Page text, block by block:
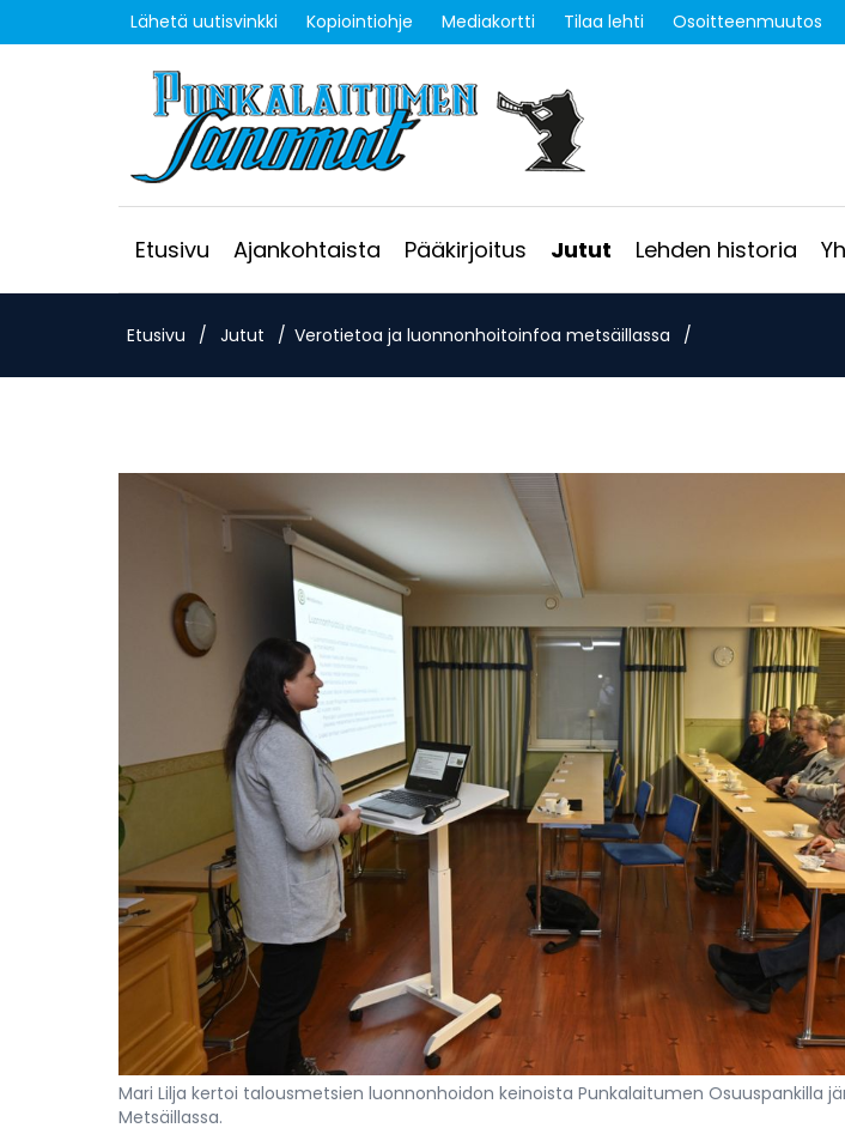
Lähetä uutisvinkki Kopiointiohje Mediakortti Tilaa lehti Osoitteenmuutos
Etusivu Ajankohtaista Pääkirjoitus Jutut Lehden historia
Etusivu / Jutut / Verotietoa ja luonnonhoitoinfoa metsäillassa /
Mari Lilja kertoi talousmetsien luonnonhoidon keinoista Punkalaitumen Osuuspankilla
Metsäillassa.